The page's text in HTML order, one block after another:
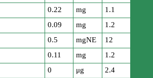
0.22 mg
1.1
0.09 mg
1.2
0.5 mgNE
12
0.11 mg
1.2
0 μg
2.4